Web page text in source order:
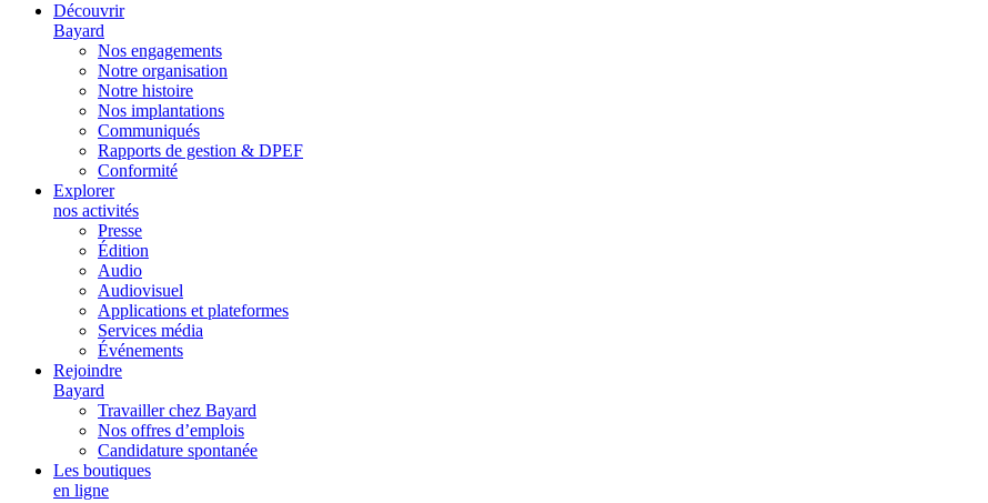
Découvrir
Bayard
Nos engagements
Notre organisation
Notre histoire
Nos implantations
Communiqués
Rapports de gestion & DPEF
Conformité
Explorer
nos activités
Presse
Édition
Audio
Audiovisuel
Applications et plateformes
Services média
Événements
Rejoindre
Bayard
Travailler chez Bayard
Nos offres d’emplois
Candidature spontanée
Les boutiques
en ligne